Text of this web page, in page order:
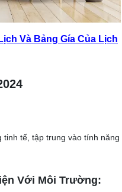
Và Bảng Gía Của Lịch
tế, tập trung vào tính năng
Với Môi Trường: